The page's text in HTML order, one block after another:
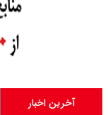
آخرین اخبار